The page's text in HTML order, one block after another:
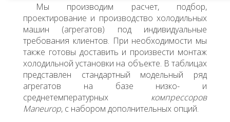
Мы производим расчет, подбор,
проектирование и производство холодильных
машин (агрегатов) под индивидуальные
требования клиентов. При необходимости мы
также готовы доставить и произвести монтаж
холодильной установки на объекте. В таблицах
представлен стандартный модельный ряд
агрегатов на базе низко- и
среднетемпературных компрессоров
Maneurop, с набором дополнительных опций.